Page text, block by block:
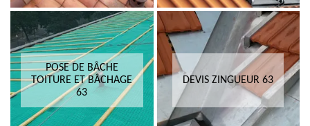
POSE DE BÂCHE
TOITURE ET BÂCHAGE
63
DEVIS ZINGUEUR 63